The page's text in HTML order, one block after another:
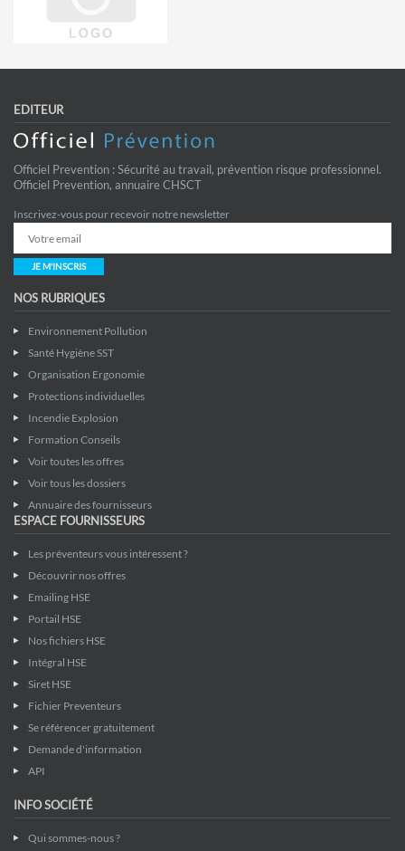
EDITEUR
Officiel Prevention : Sécurité au travail, prévention risque professionnel.
Officiel Prevention, annuaire CHSCT
Inscrivez-vous pour recevoir notre newsletter
JE M'INSCRIS
NOS RUBRIQUES
Environnement Pollution
Santé Hygiène SST
Organisation Ergonomie
Protections individuelles
Incendie Explosion
Formation Conseils
Voir toutes les offres
Voir tous les dossiers
Annuaire des fournisseurs
ESPACE FOURNISSEURS
Les préventeurs vous intéressent ?
Découvrir nos offres
Emailing HSE
Portail HSE
Nos fichiers HSE
Intégral HSE
Siret HSE
Fichier Preventeurs
Se référencer gratuitement
Demande d'information
API
INFO SOCIÉTÉ
Qui sommes-nous ?